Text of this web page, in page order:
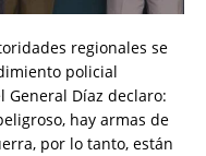
regionales se
policial
General Díaz declaro:
hay armas de
por lo tanto, están